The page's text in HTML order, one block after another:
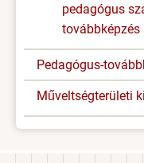
pedagógus
továbbképzés
Pedagógus-
Műveltségterületi